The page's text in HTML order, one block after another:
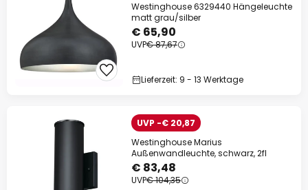
Westinghouse 6329440 Hängeleuchte
matt grau/silber
€ 65,90
UVP€ 87,67
Lieferzeit: 9 - 13 Werktage
UVP -€ 20,87
Westinghouse Marius
Außenwandleuchte, schwarz, 2fl
€ 83,48
UVP€ 104,35